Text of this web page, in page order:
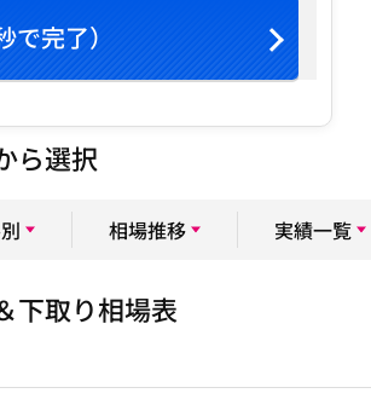
で完了）
ら選択
相場推移 実績一覧
下取り相場表